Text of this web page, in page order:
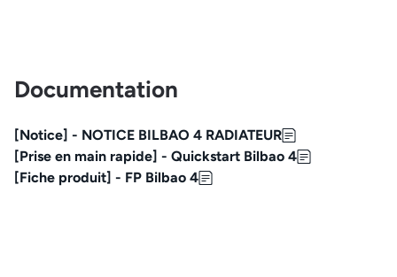
Documentation
[Notice] - NOTICE BILBAO 4 RADIATEUR
[Prise en main rapide] - Quickstart Bilbao 4
[Fiche produit] - FP Bilbao 4